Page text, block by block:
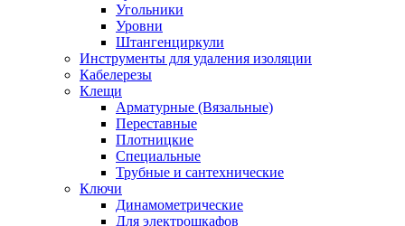
Угольники
Уровни
Штангенциркули
Инструменты для удаления изоляции
Кабелерезы
Клещи
Арматурные (Вязальные)
Переставные
Плотницкие
Специальные
Трубные и сантехнические
Ключи
Динамометрические
Для электрошкафов